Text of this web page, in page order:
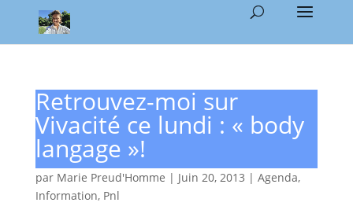
Retrouvez-moi sur
Vivacité ce lundi : « body
langage »!
par Marie Preud'Homme | Juin 20, 2013 | Agenda,
Information, Pnl